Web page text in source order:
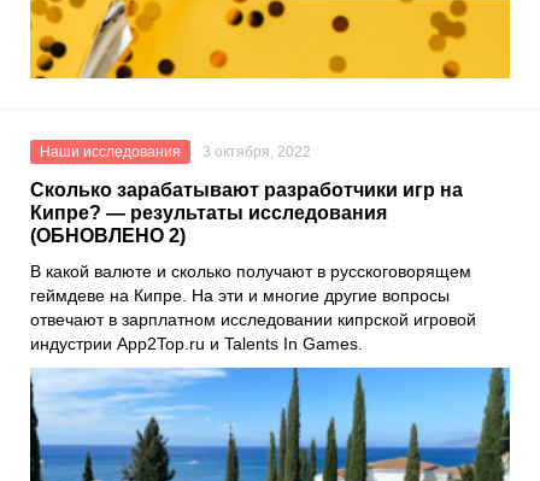
Наши исследования 3 октября, 2022
Сколько зарабатывают разработчики игр на
Кипре? — результаты исследования
(ОБНОВЛЕНО 2)
В какой валюте и сколько получают в русскоговорящем
геймдеве на Кипре. На эти и многие другие вопросы
отвечают в зарплатном исследовании кипрской игровой
индустрии App2Top.ru и Talents In Games.